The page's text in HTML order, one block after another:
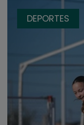
DEPORTES